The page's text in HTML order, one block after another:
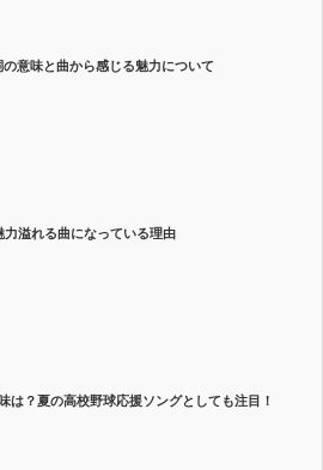
意味と曲から感じる魅力について
溢れる曲になっている理由
は？夏の高校野球応援ソングとしても注目！